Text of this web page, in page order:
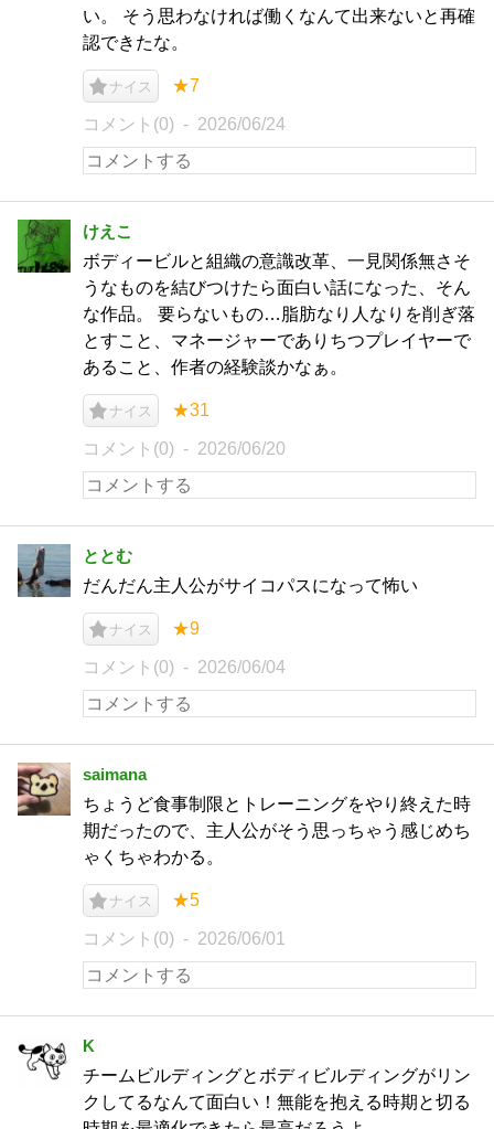
い。 そう思わなければ働くなんて出来ないと再確
認できたな。
ナイス ★7
コメント(0) 2026/06/24
けえこ
ボディービルと組織の意識改革、一見関係無さそ
うなものを結びつけたら面白い話になった、そん
な作品。 要らないもの…脂肪なり人なりを削ぎ落
とすこと、マネージャーでありちつプレイヤーで
あること、作者の経験談かなぁ。
ナイス ★31
コメント(0) 2026/06/20
ととむ
だんだん主人公がサイコパスになって怖い
ナイス ★9
コメント(0) 2026/06/04
saimana
ちょうど食事制限とトレーニングをやり終えた時
期だったので、主人公がそう思っちゃう感じめち
ゃくちゃわかる。
ナイス ★5
コメント(0) 2026/06/01
K
チームビルディングとボディビルディングがリン
クしてるなんて面白い！無能を抱える時期と切る